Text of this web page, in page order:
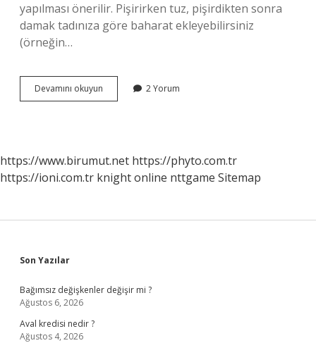
yapılması önerilir. Pişirirken tuz, pişirdikten sonra
damak tadınıza göre baharat ekleyebilirsiniz
(örneğin…
Devamını okuyun
Cipsi
2 Yorum
https://www.birumut.net https://phyto.com.tr
https://ioni.com.tr knight online nttgame Sitemap
Sidebar
Son Yazılar
Bağımsız değişkenler değişir mi ?
Ağustos 6, 2026
Aval kredisi nedir ?
Ağustos 4, 2026